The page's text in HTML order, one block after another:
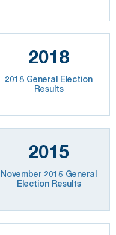
2018
2018 General Election
Results
2015
November 2015 General
Election Results